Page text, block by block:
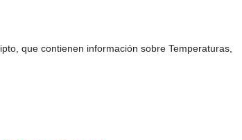
que contienen información sobre Temperaturas,